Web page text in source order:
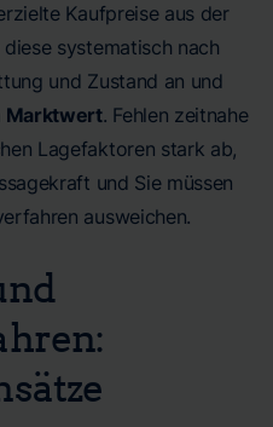
Kaufpreise aus der
systematisch nach
und Zustand an und
Marktwert. Fehlen zeitnahe
Lagefaktoren stark ab,
und Sie müssen
ausweichen.